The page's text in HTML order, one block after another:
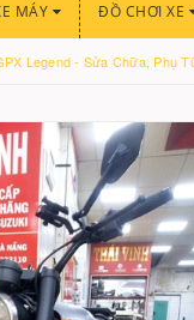
MÁY ĐỒ CHƠI XE
Legend - Sửa Chữa, Phụ